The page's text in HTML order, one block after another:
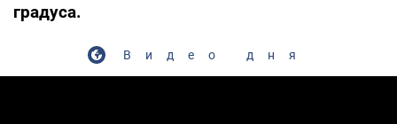
градуса.
Видео дня